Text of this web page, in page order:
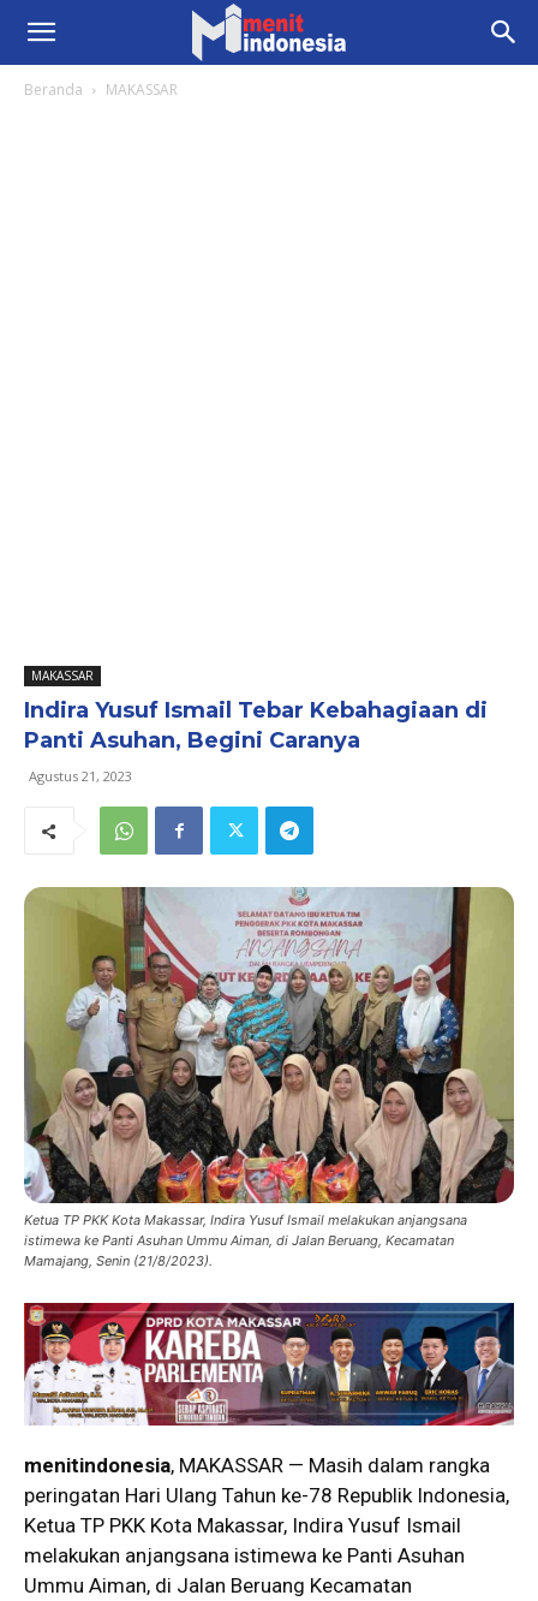
Beranda MAKASSAR
MAKASSAR
Indira Yusuf Ismail Tebar Kebahagiaan di
Panti Asuhan, Begini Caranya
Agustus 21, 2023
Ketua TP PKK Kota Makassar, Indira Yusuf Ismail melakukan anjangsana
istimewa ke Panti Asuhan Ummu Aiman, di Jalan Beruang, Kecamatan
Mamajang, Senin (21/8/2023).
menitindonesia, MAKASSAR — Masih dalam rangka
peringatan Hari Ulang Tahun ke-78 Republik Indonesia,
Ketua TP PKK Kota Makassar, Indira Yusuf Ismail
melakukan anjangsana istimewa ke Panti Asuhan
Ummu Aiman, di Jalan Beruang Kecamatan